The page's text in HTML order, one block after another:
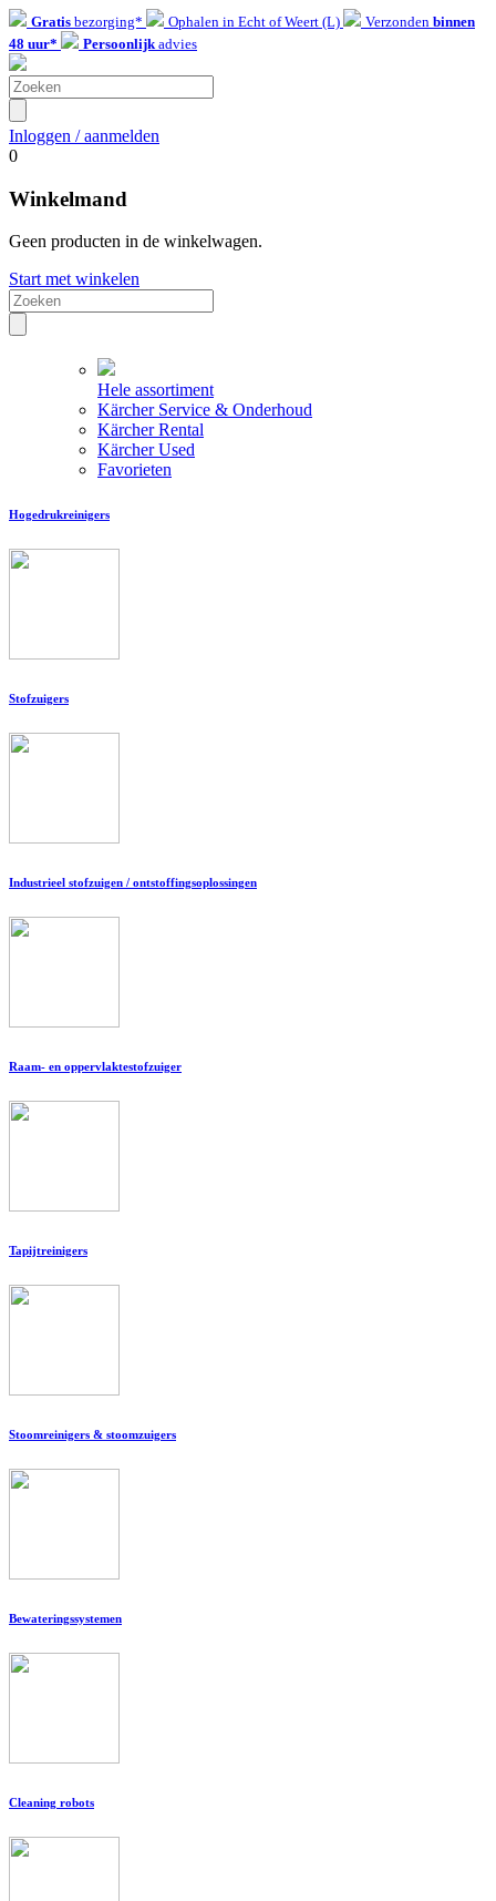
Gratis bezorging* Ophalen in Echt of Weert (L) Verzonden binnen
48 uur*
Persoonlijkadvies
Inloggen / aanmelden
0
Winkelmand
Geen producten in de winkelwagen.
Start met winkelen
Hele assortiment
Kärcher Service & Onderhoud
Kärcher Rental
Kärcher Used
Favorieten
Hogedrukreinigers
Stofzuigers
Industrieel stofzuigen / ontstoffingsoplossingen
Raam- en oppervlaktestofzuiger
Tapijtreinigers
Stoomreinigers & stoomzuigers
Bewateringssystemen
Cleaning robots